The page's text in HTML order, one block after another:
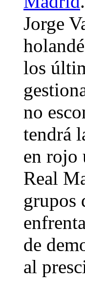
Jorge
los
no
tendrá
en rojo
Real
grupos
de
al